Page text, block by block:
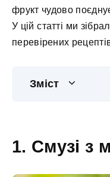
фрукт чудово
У цій статті ми
перевірених
Зміст
1. Смузі з